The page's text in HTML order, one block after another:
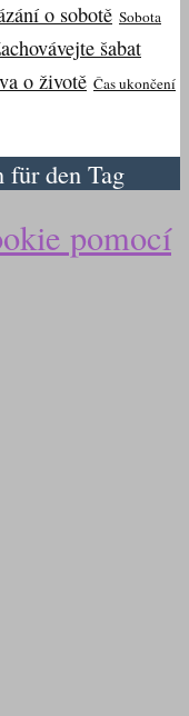
o sobotě Sobota
šabat
o životě Čas ukončení
den Tag
pomocí